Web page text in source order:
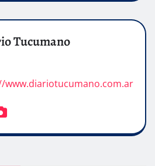
Tucumano
www.diariotucumano.com.ar